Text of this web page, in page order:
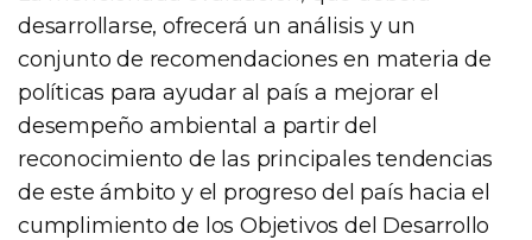
desarrollarse, ofrecerá un análisis y un
conjunto de recomendaciones en materia de
políticas para ayudar al país a mejorar el
desempeño ambiental a partir del
reconocimiento de las principales tendencias
de este ámbito y el progreso del país hacia el
cumplimiento de los Objetivos del Desarrollo